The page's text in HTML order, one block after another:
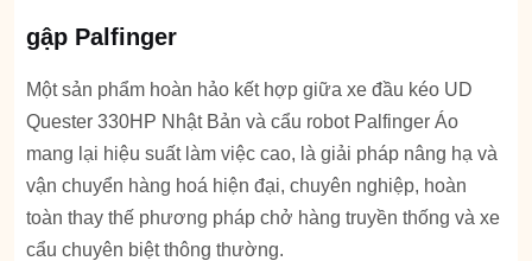
gập Palfinger
Một sản phẩm hoàn hảo kết hợp giữa xe đầu kéo UD
Quester 330HP Nhật Bản và cẩu robot Palfinger Áo
mang lại hiệu suất làm việc cao, là giải pháp nâng hạ và
vận chuyển hàng hoá hiện đại, chuyên nghiệp, hoàn
toàn thay thế phương pháp chở hàng truyền thống và xe
cẩu chuyên biệt thông thường.